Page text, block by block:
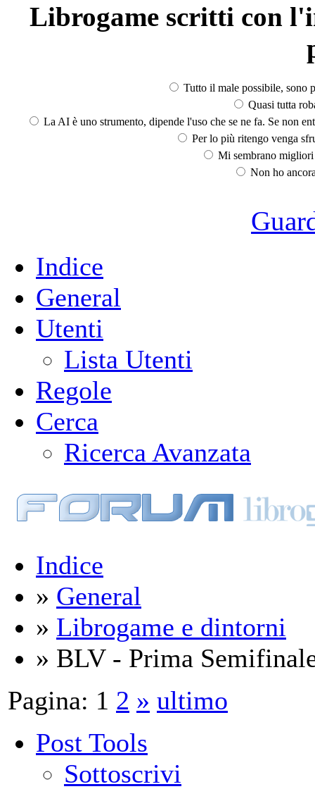
Librogame scritti con
Tutto il male possibile, sono
Quasi tutta
La AI è uno strumento, dipende l'uso che se ne fa. Se non
Per lo più ritengo venga
Mi sembrano
Non ho
Indice
General
Utenti
Lista Utenti
Regole
Cerca
Ricerca Avanzata
Indice
» General
» Librogame e dintorni
» BLV - Prima
Pagina: 1 2 » ultimo
Post Tools
Sottoscrivi